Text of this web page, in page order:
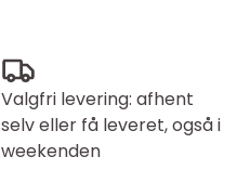
Valgfri levering: afhent
selv eller få leveret, også i
weekenden